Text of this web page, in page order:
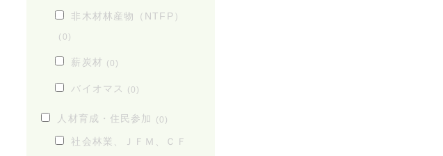
非木材林産物（NTFP）
(0)
薪炭材 (0)
バイオマス (0)
人材育成・住民参加 (0)
社会林業、ＪＦＭ、ＣＦ